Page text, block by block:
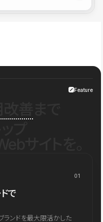
Feature
01
で
ランドを最大限活かした